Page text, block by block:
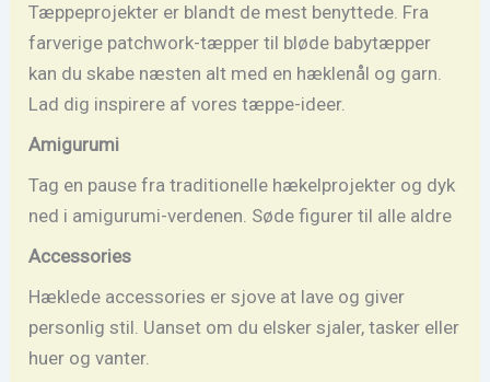
Tæppeprojekter er blandt de mest benyttede. Fra
farverige patchwork-tæpper til bløde babytæpper
kan du skabe næsten alt med en hæklenål og garn.
Lad dig inspirere af vores tæppe-ideer.
Amigurumi
Tag en pause fra traditionelle hækelprojekter og dyk
ned i amigurumi-verdenen. Søde figurer til alle aldre
Accessories
Hæklede accessories er sjove at lave og giver
personlig stil. Uanset om du elsker sjaler, tasker eller
huer og vanter.